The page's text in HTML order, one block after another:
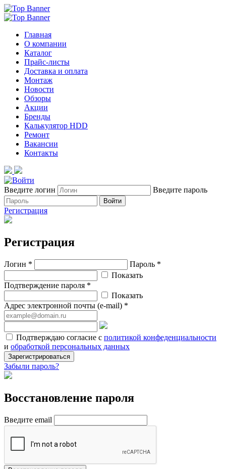
Главная
О компании
Каталог
Прайс-листы
Доставка и оплата
Монтаж
Новости
Обзоры
Акции
Бренды
Калькулятор HDD
Ремонт
Вакансии
Контакты
Введите логин Введите пароль
Войти
Регистрация
Регистрация
Логин *
Пароль *
Показать
Подтверждение пароля *
Показать
Адрес электронной почты (e-mail) *
Подтверждаю согласие с политикой конфеденциальности
и обработкой персональных данных
Зарегистрироваться
Забыли пароль?
Восстановление пароля
Введите email